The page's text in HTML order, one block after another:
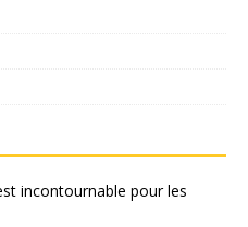
incontournable pour les